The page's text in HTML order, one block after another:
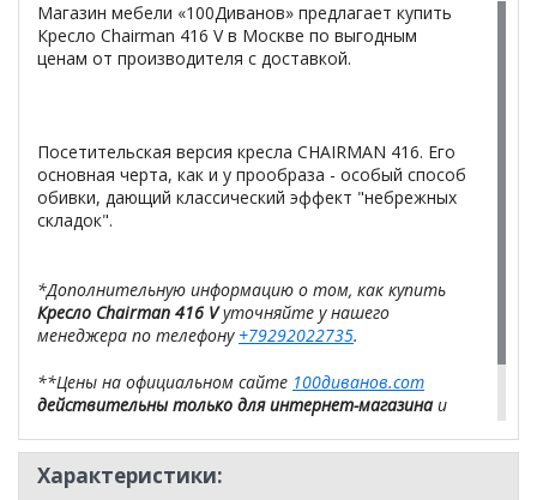
Магазин мебели «100Диванов» предлагает купить
Кресло Chairman 416 V в Москве по выгодным
ценам от производителя с доставкой.
Посетительская версия кресла CHAIRMAN 416. Его
основная черта, как и у прообраза - особый способ
обивки, дающий классический эффект "небрежных
складок".
*Дополнительную информацию о том, как купить
Кресло Chairman 416 Vуточняйте у нашего
менеджера по телефону +79292022735.
**Цены на официальном сайте 100диванов.com
действительны только для интернет-магазинаи
салонах сети!
Характеристики: